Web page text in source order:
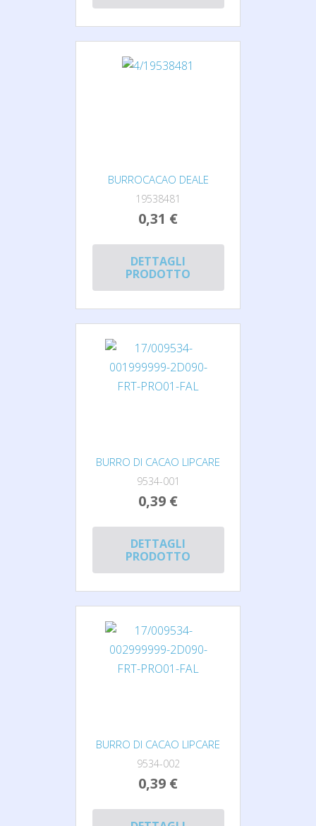
BURROCACAO DEALE
19538481
0,31 €
DETTAGLI
PRODOTTO
BURRO DI CACAO LIPCARE
9534-001
0,39 €
DETTAGLI
PRODOTTO
BURRO DI CACAO LIPCARE
9534-002
0,39 €